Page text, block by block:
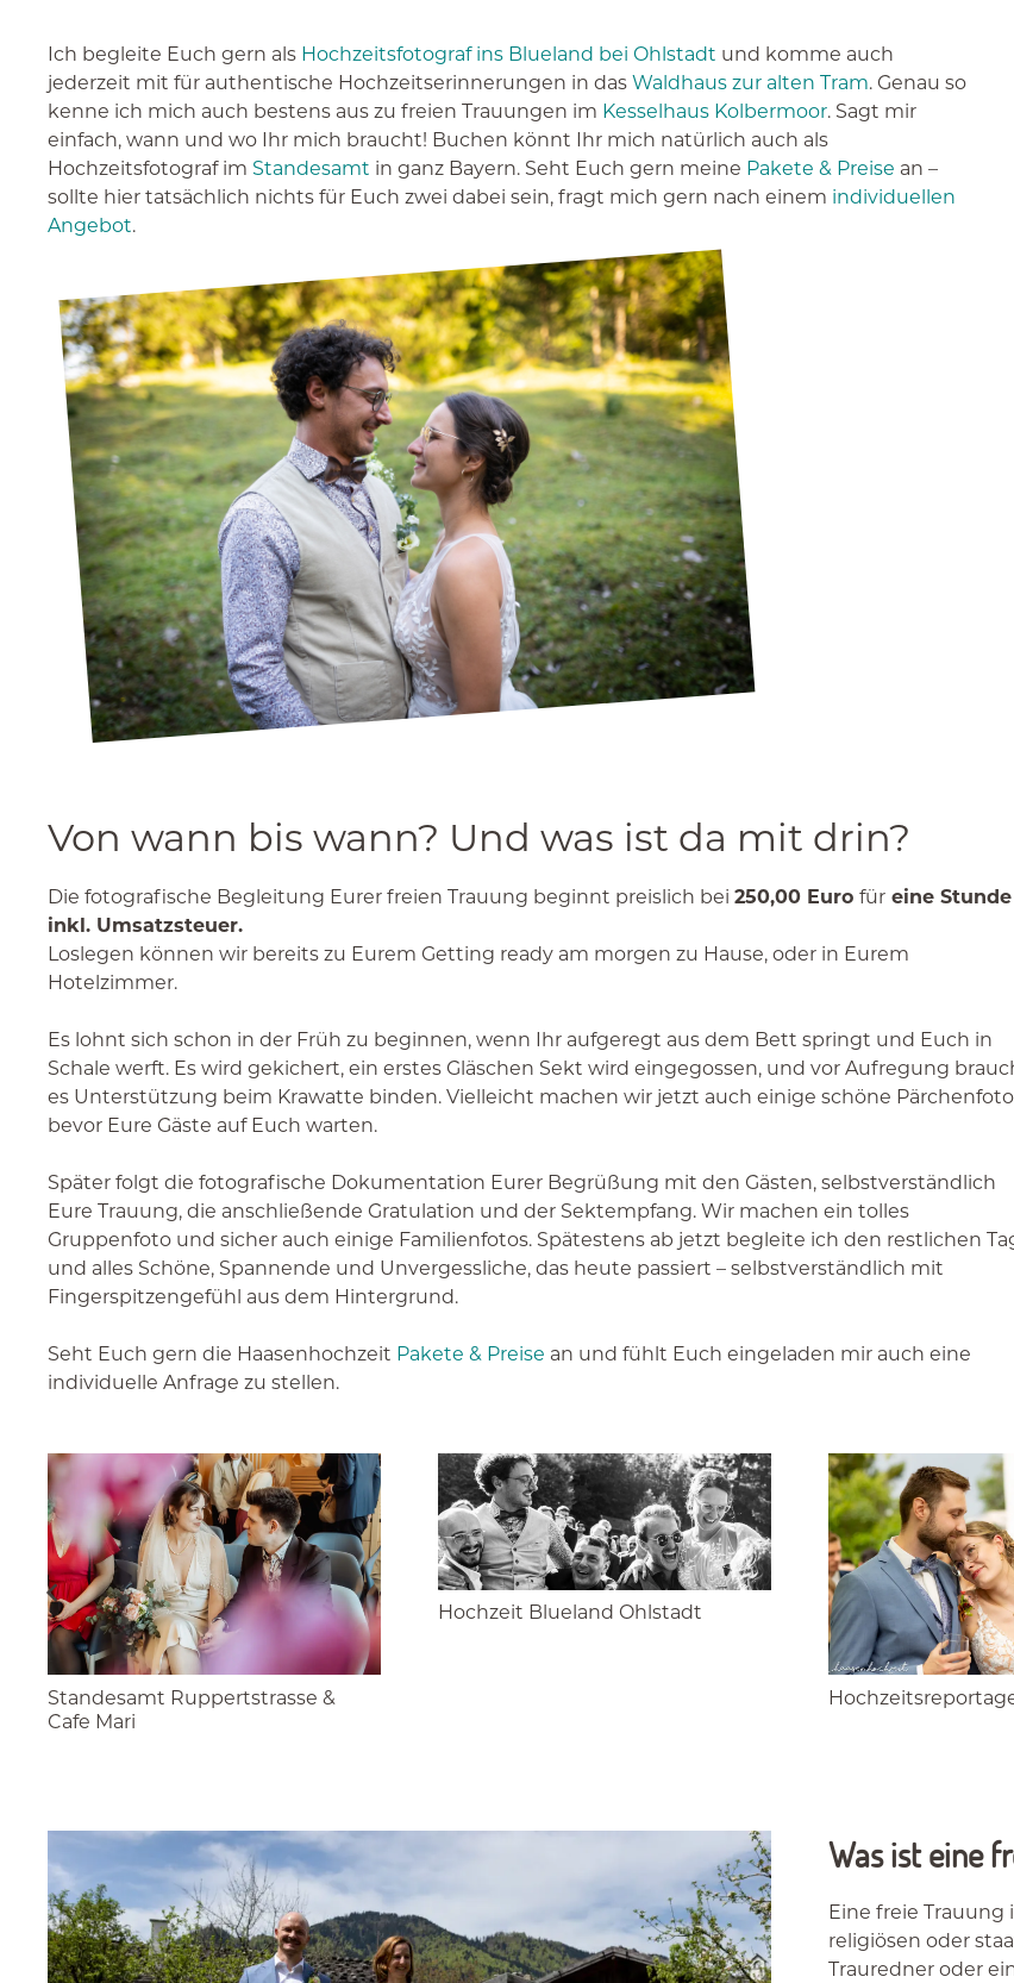
Ich begleite Euch gern als Hochzeitsfotograf ins Blueland bei Ohlstadt und komme auch
jederzeit mit für authentische Hochzeitserinnerungen in dasWaldhaus zur alten Tram. Genau so
kenne ich mich auch bestens aus zu freien Trauungen im Kesselhaus Kolbermoor. Sagt mir
einfach, wann und wo Ihr mich braucht! Buchen könnt Ihr mich natürlich auch als
Hochzeitsfotograf im Standesamt in ganz Bayern. Seht Euch gern meine Pakete & Preise an –
sollte hier tatsächlich nichts für Euch zwei dabei sein, fragt mich gern nach einem individuellen
Angebot.
Von wann bis wann? Und was ist da mit drin?
Die fotografische Begleitung Eurer freien Trauung beginnt preislich bei 250,00 Euro für eine Stunde
inkl. Umsatzsteuer.
Loslegen können wir bereits zu Eurem Getting ready am morgen zu Hause, oder in Eurem
Hotelzimmer.
Es lohnt sich schon in der Früh zu beginnen, wenn Ihr aufgeregt aus dem Bett springt und Euch in
Schale werft. Es wird gekichert, ein erstes Gläschen Sekt wird eingegossen, und vor Aufregung
es Unterstützung beim Krawatte binden. Vielleicht machen wir jetzt auch einige schöne
bevor Eure Gäste auf Euch warten.
Später folgt die fotografische Dokumentation Eurer Begrüßung mit den Gästen, selbstverständlich
Eure Trauung, die anschließende Gratulation und der Sektempfang. Wir machen ein tolles
Gruppenfoto und sicher auch einige Familienfotos. Spätestens ab jetzt begleite ich den restlichen
und alles Schöne, Spannende und Unvergessliche, das heute passiert – selbstverständlich mit
Fingerspitzengefühl aus dem Hintergrund.
Seht Euch gern die Haasenhochzeit Pakete & Preise an und fühlt Euch eingeladen mir auch eine
individuelle Anfrage zu stellen.
Standesamt Ruppertstrasse &
Cafe Mari
Hochzeit Blueland Ohlstadt
Was ist eine
Eine freie
religiösen oder
Trauredner oder